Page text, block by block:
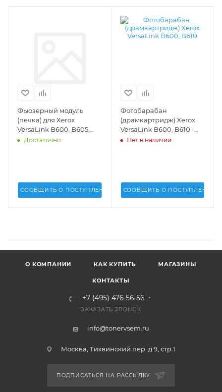
Фьюзерный модуль
(печка) для Xerox
VersaLink B600, B605,
B610, B615 (115R00140)
Достаточно
СООБЩИТЬ О ПОСТУПЛЕНИИ
Фотобарабан
(драмкартридж) Xerox
VersaLink B600, B610 -
101r00582
Нет в наличии
СООБЩИТЬ О ПОСТУПЛЕНИИ
О КОМПАНИИ КАК КУПИТЬ МАГАЗИНЫ
КОНТАКТЫ
+7 (495) 476-56-56
ЗАКАЗАТЬ ЗВОНОК
info@tonervsem.ru
Москва, Тихвинский пер. д.9, стр.1
ПОДПИСАТЬСЯ НА РАССЫЛКУ